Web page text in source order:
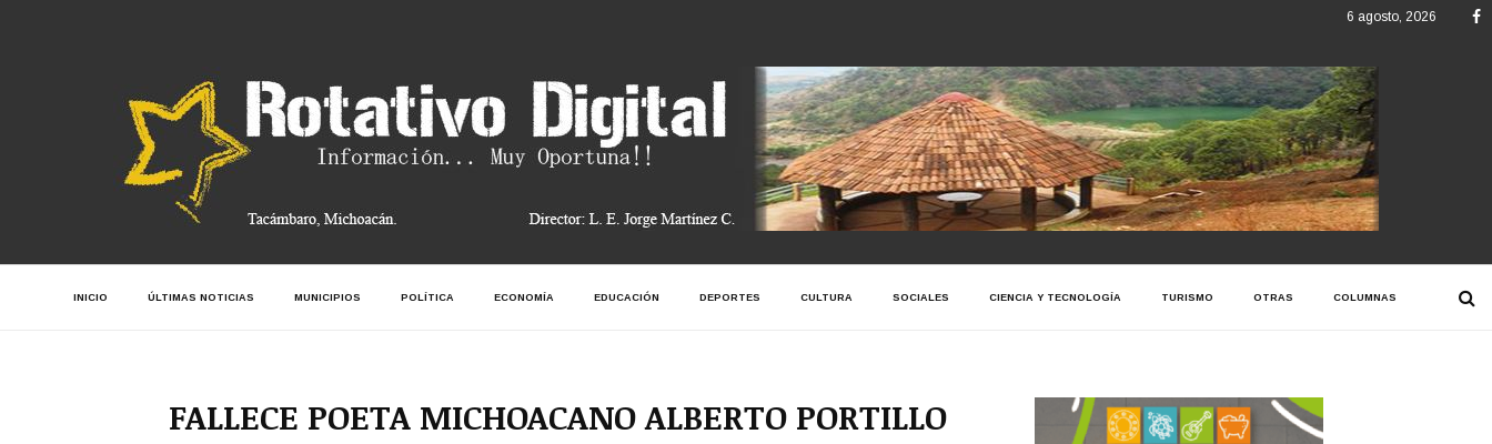
6 agosto, 2026
INICIO ÚLTIMAS NOTICIAS MUNICIPIOS POLÍTICA ECONOMÍA EDUCACIÓN DEPORTES CULTURA SOCIALES CIENCIA Y TECNOLOGÍA TURISMO OTRAS COLUMNAS
FALLECE POETA MICHOACANO ALBERTO PORTILLO